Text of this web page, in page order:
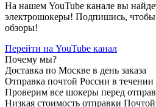
На нашем YouTube канале вы
электрошокеры! Подпишись,
обзоры!
Перейти на YouTube канал
Почему мы?
Доставка по Москве в день заказа
Отправка почтой России в течении
Проверим все шокеры перед
Низкая стоимость отправки